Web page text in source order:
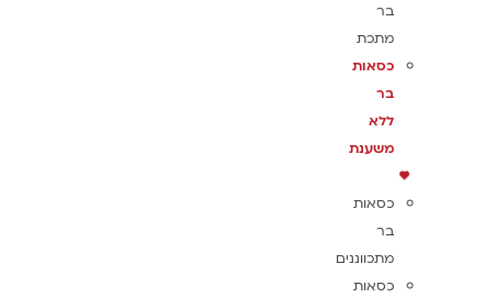
בר
מתכת
כסאות
בר
ללא
משענת
כסאות
בר
מתכווננים
כסאות